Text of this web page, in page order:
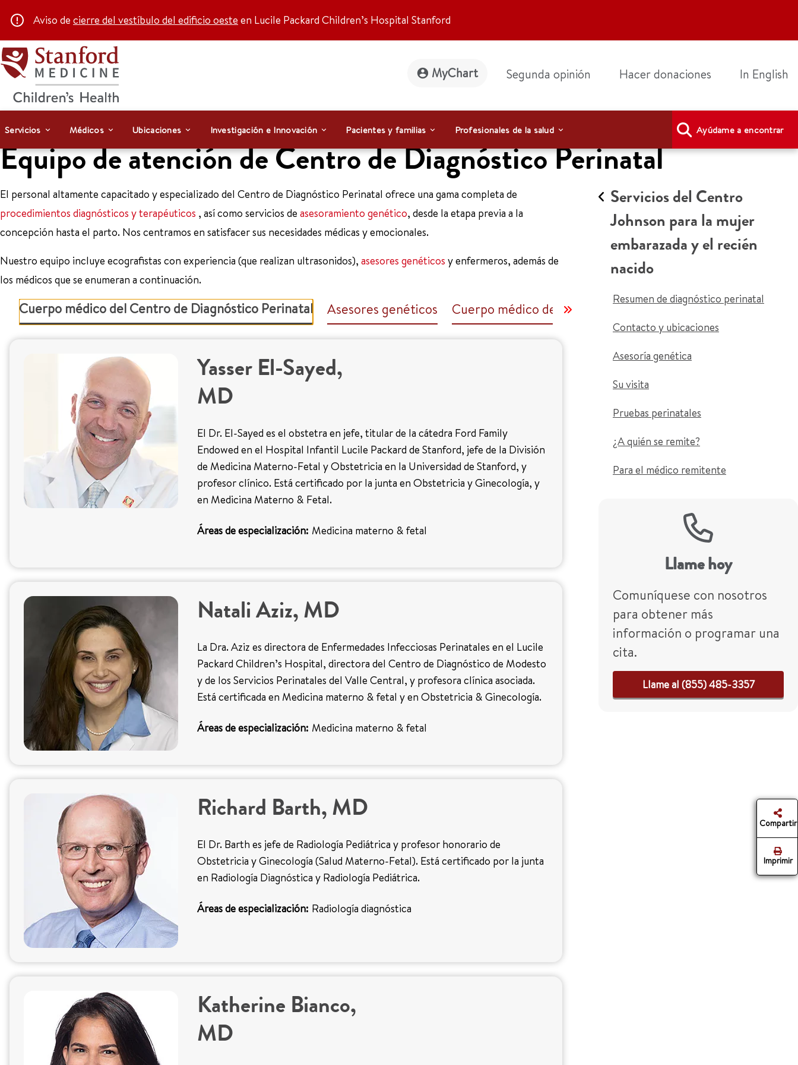
Aviso de cierre del vestíbulo del edificio oeste en Lucile Packard Children’s Hospital Stanford
MyChart Segunda opinión Hacer donaciones In English
Servicios Médicos Ubicaciones Investigación e Innovación Pacientes y familias Profesionales de la salud Ayúdame a encontrar
Equipo de atención de Centro de Diagnóstico Perinatal
El personal altamente capacitado y especializado del Centro de Diagnóstico Perinatal ofrece una gama completa de
procedimientos diagnósticos y terapéuticos , así como servicios de asesoramiento genético, desde la etapa previa a la
concepción hasta el parto. Nos centramos en satisfacer sus necesidades médicas y emocionales.
Nuestro equipo incluye ecografistas con experiencia (que realizan ultrasonidos), asesores genéticos y enfermeros, además de
los médicos que se enumeran a continuación.
Cuerpo médico del Centro de Diagnóstico Perinatal Asesores genéticos Cuerpo médico del Centro de Diagnóstico Perinatal
Yasser El-Sayed,
MD
El Dr. El-Sayed es el obstetra en jefe, titular de la cátedra Ford Family
Endowed en el Hospital Infantil Lucile Packard de Stanford, jefe de la División
de Medicina Materno-Fetal y Obstetricia en la Universidad de Stanford, y
profesor clínico. Está certificado por la junta en Obstetricia y Ginecología, y
en Medicina Materno & Fetal.
Áreas de especialización: Medicina materno & fetal
Natali Aziz, MD
La Dra. Aziz es directora de Enfermedades Infecciosas Perinatales en el Lucile
Packard Children’s Hospital, directora del Centro de Diagnóstico de Modesto
y de los Servicios Perinatales del Valle Central, y profesora clínica asociada.
Está certificada en Medicina materno & fetal y en Obstetricia & Ginecología.
Áreas de especialización: Medicina materno & fetal
Richard Barth, MD
El Dr. Barth es jefe de Radiología Pediátrica y profesor honorario de
Obstetricia y Ginecología (Salud Materno-Fetal). Está certificado por la junta
en Radiología Diagnóstica y Radiología Pediátrica.
Áreas de especialización: Radiología diagnóstica
Katherine Bianco,
MD
Servicios del Centro
Johnson para la mujer
embarazada y el recién
nacido
Resumen de diagnóstico perinatal
Contacto y ubicaciones
Asesoría genética
Su visita
Pruebas perinatales
¿A quién se remite?
Para el médico remitente
Llame hoy
Comuníquese con nosotros
para obtener más
información o programar una
cita.
Llame al (855) 485-3357
Compartir
Imprimir